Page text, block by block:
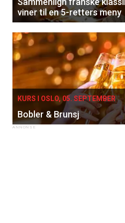
viner til en 5-retters meny
KURS I OSLO, 05. SEPTEMBER
Bobler & Brunsj